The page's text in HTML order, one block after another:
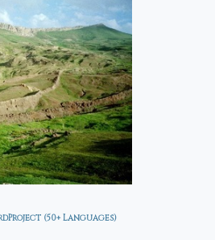
(50+ Languages)